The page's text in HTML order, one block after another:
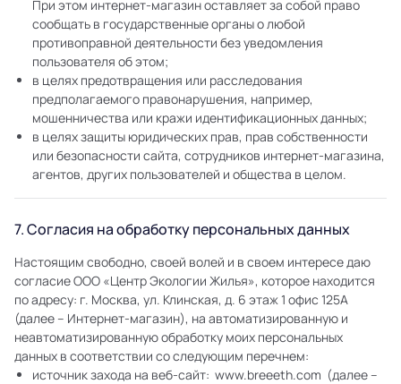
При этом интернет-магазин оставляет за собой право
сообщать в государственные органы о любой
противоправной деятельности без уведомления
пользователя об этом;
в целях предотвращения или расследования
предполагаемого правонарушения, например,
мошенничества или кражи идентификационных данных;
в целях защиты юридических прав, прав собственности
или безопасности сайта, сотрудников интернет-магазина,
агентов, других пользователей и общества в целом.
7. Согласия на обработку персональных данных
Настоящим свободно, своей волей и в своем интересе даю
согласие ООО «Центр Экологии Жилья», которое находится
по адресу: г. Москва, ул. Клинская, д. 6 этаж 1 офис 125А
(далее – Интернет-магазин), на автоматизированную и
неавтоматизированную обработку моих персональных
данных в соответствии со следующим перечнем:
источник захода на веб-сайт: www.breeeth.com (далее –